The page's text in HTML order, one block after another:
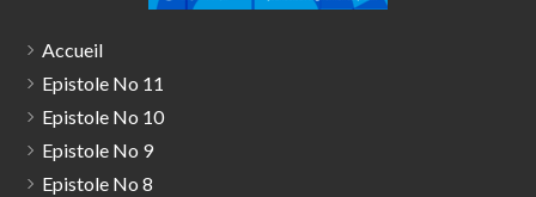
Accueil
Epistole No 11
Epistole No 10
Epistole No 9
Epistole No 8